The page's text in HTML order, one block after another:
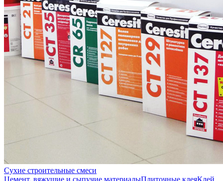
Сухие строительные смеси
Цемент, вяжущие и сыпучие материалыПлиточные клеяКлей